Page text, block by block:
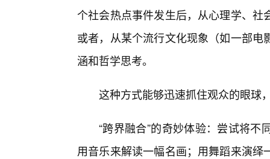
个社会热点事件发生后，从心理学、
或者，从某个流行文化现象（如一部
涵和哲学思考。
这种方式能够迅速抓住观众的眼球
“跨界融合”的奇妙体验：尝试将
用音乐来解读一幅名画；用舞蹈来演